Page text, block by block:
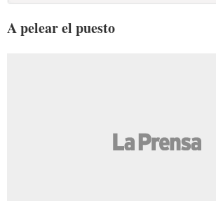
A pelear el puesto